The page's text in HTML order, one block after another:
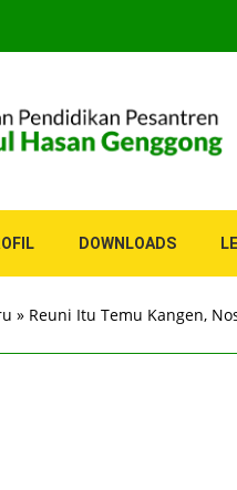
DOWNLOADS
» Reuni Itu Temu Kangen,